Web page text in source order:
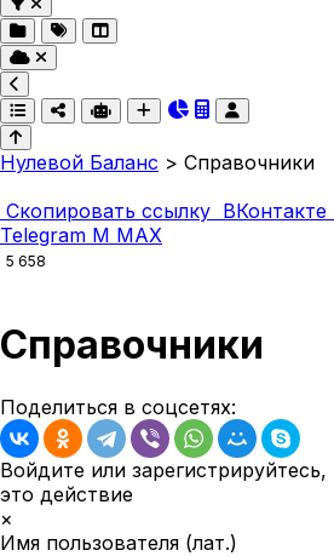
Нулевой Баланс > Справочники
Скопировать ссылку ВКонтакте
Telegram M MAX
5 658
Справочники
Поделиться в соцсетях:
Войдите или
это действие
×
Имя пользователя (лат.)